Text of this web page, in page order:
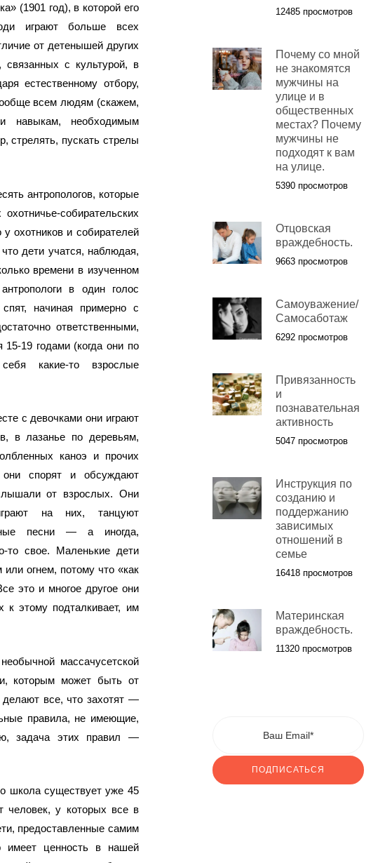
(1901 год), в которой его
играют больше всех
от детенышей других
с культурой, в
естественному отбору,
всем людям (скажем,
навыкам, необходимым
стрелять, пускать стрелы
антропологов, которые
собирательских
охотников и собирателей
дети учатся, наблюдая,
времени в изученном
в один голос
начиная примерно с
ответственными,
19 годами (когда они по
какие-то взрослые
с девочками они играют
в лазанье по деревьям,
каноэ и прочих
спорят и обсуждают
от взрослых. Они
на них, танцуют
песни — а иногда,
то свое. Маленькие дети
огнем, потому что «как
это и многое другое они
к этому подталкивает, им
массачусетской
которым может быть от
все, что захотят —
правила, не имеющие,
задача этих правил —
школа существует уже 45
человек, у которых все в
предоставленные самим
имеет ценность в нашей
12485 просмотров
Почему со мной
не знакомятся
мужчины на
улице и в
общественных
местах? Почему
мужчины не
подходят к вам
на улице.
5390 просмотров
Отцовская
враждебность.
9663 просмотров
Самоуважение/
Самосаботаж
6292 просмотров
Привязанность
и
познавательная
активность
5047 просмотров
Инструкция по
созданию и
поддержанию
зависимых
отношений в
семье
16418 просмотров
Материнская
враждебность.
11320 просмотров
ПОДПИСАТЬСЯ